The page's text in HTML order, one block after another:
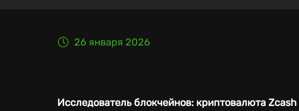
26 января 2026
Исследователь блокчейнов: криптовалюта